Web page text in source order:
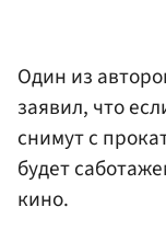
Один из
заявил, что
снимут с
будет
кино.